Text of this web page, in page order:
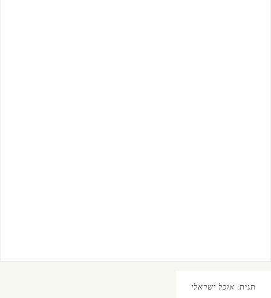
תגית: אוכל ישראלי